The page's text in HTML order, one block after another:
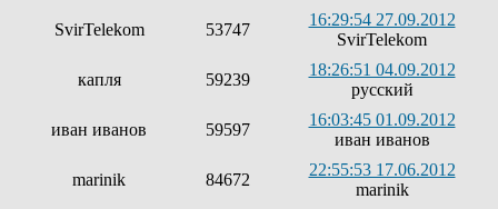
SvirTelekom 53747
16:29:54 27.09.2012
SvirTelekom
капля 59239
18:26:51 04.09.2012
русский
иван иванов 59597
16:03:45 01.09.2012
иван иванов
marinik 84672
22:55:53 17.06.2012
marinik